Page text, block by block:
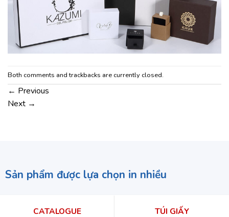
Both comments and trackbacks are currently closed.
← Previous
Next →
Sản phẩm được lựa chọn in nhiều
CATALOGUE TÚI GIẤY